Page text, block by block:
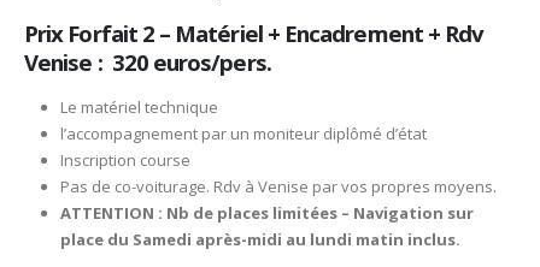
Prix Forfait 2 – Matériel + Encadrement + Rdv
Venise : 320 euros/pers.
Le matériel technique
l’accompagnement par un moniteur diplômé d’état
Inscription course
Pas de co-voiturage. Rdv à Venise par vos propres moyens.
ATTENTION : Nb de places limitées – Navigation sur
place du Samedi après-midi au lundi matin inclus.